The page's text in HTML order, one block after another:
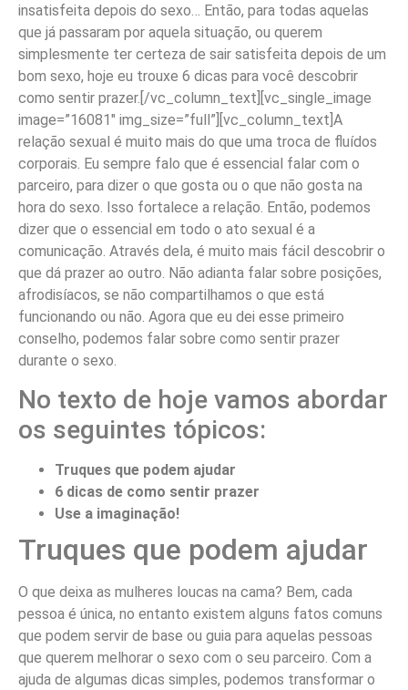
insatisfeita depois do sexo… Então, para todas aquelas
que já passaram por aquela situação, ou querem
simplesmente ter certeza de sair satisfeita depois de um
bom sexo, hoje eu trouxe 6 dicas para você descobrir
como sentir prazer.[/vc_column_text][vc_single_image
image=”16081″ img_size=”full”][vc_column_text]A
relação sexual é muito mais do que uma troca de fluídos
corporais. Eu sempre falo que é essencial falar com o
parceiro, para dizer o que gosta ou o que não gosta na
hora do sexo. Isso fortalece a relação. Então, podemos
dizer que o essencial em todo o ato sexual é a
comunicação. Através dela, é muito mais fácil descobrir o
que dá prazer ao outro. Não adianta falar sobre posições,
afrodisíacos, se não compartilhamos o que está
funcionando ou não. Agora que eu dei esse primeiro
conselho, podemos falar sobre como sentir prazer
durante o sexo.
No texto de hoje vamos abordar
os seguintes tópicos:
Truques que podem ajudar
6 dicas de como sentir prazer
Use a imaginação!
Truques que podem ajudar
O que deixa as mulheres loucas na cama? Bem, cada
pessoa é única, no entanto existem alguns fatos comuns
que podem servir de base ou guia para aquelas pessoas
que querem melhorar o sexo com o seu parceiro. Com a
ajuda de algumas dicas simples, podemos transformar o